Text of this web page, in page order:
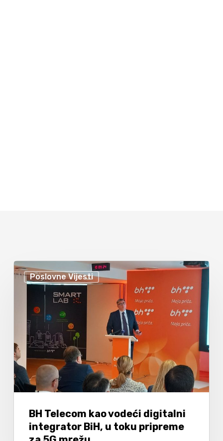
Poslovne Vijesti
BH Telecom kao vodeći digitalni
integrator BiH, u toku pripreme